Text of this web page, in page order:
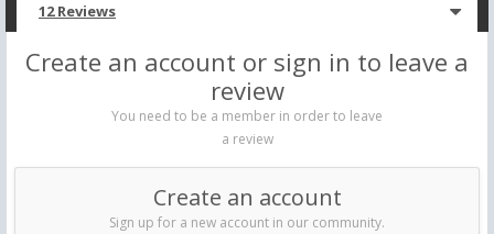
12 Reviews
Create an account or sign in to leave a
review
You need to be a member in order to leave
a review
Create an account
Sign up for a new account in our community.